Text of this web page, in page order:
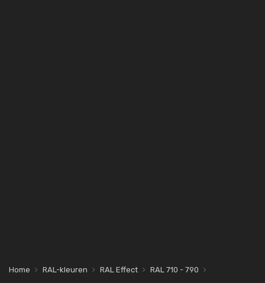
Home RAL-kleuren RAL Effect
RAL 710 - 790